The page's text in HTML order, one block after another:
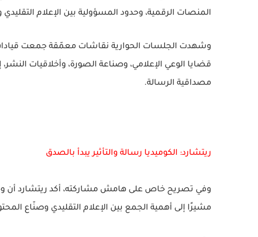
المنصات الرقمية، وحدود المسؤولية بين الإعلام
وشهدت الجلسات الحوارية نقاشات معمّقة جمعت قيادات
قضايا الوعي الإعلامي، وصناعة الصورة، وأخلاقيات
مصداقية الرسالة.
ريتشارد: الكوميديا رسالة والتأثير يبدأ بالصدق
وفي تصريح خاص على هامش مشاركته، أكد ريتشارد أن
مشيرًا إلى أهمية الجمع بين الإعلام التقليدي وصنّاع